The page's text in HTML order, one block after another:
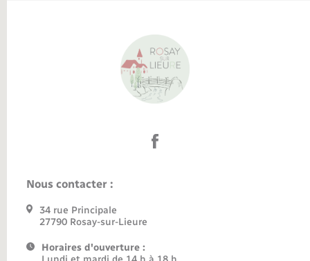
Nous contacter :
34 rue Principale
27790 Rosay-sur-Lieure
Horaires d'ouverture :